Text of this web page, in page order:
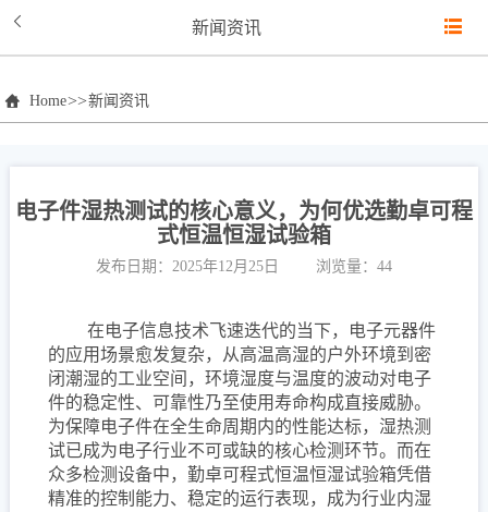
Home>>新闻资讯
电子件湿热测试的核心意义，为何优选勤卓可程
式恒温恒湿试验箱
发布日期：2025年12月25日 浏览量：44
在电子信息技术飞速迭代的当下，电子元器件
的应用场景愈发复杂，从高温高湿的户外环境到密
闭潮湿的工业空间，环境湿度与温度的波动对电子
件的稳定性、可靠性乃至使用寿命构成直接威胁。
为保障电子件在全生命周期内的性能达标，湿热测
试已成为电子行业不可或缺的核心检测环节。而在
众多检测设备中，勤卓可程式恒温恒湿试验箱凭借
精准的控制能力、稳定的运行表现，成为行业内湿
新闻资讯